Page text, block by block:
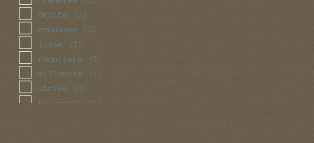
droite (3)
emoussee (2)
lisse (3)
reguliere (3)
sillonnee (1)
striee (3)
toisonnee (1)